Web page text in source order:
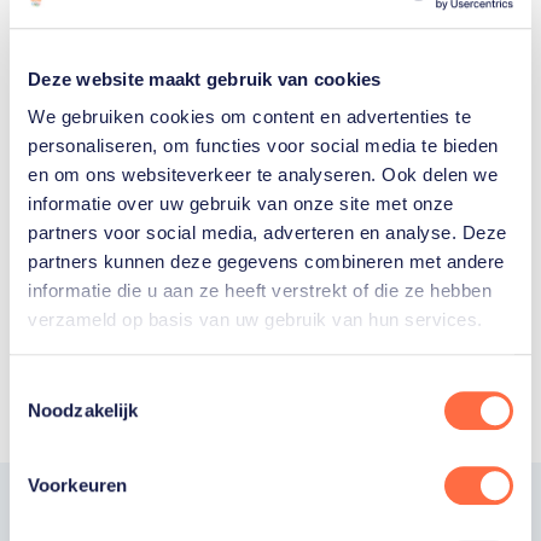
Deze website maakt gebruik van cookies
We gebruiken cookies om content en advertenties te
personaliseren, om functies voor social media te bieden
en om ons websiteverkeer te analyseren. Ook delen we
informatie over uw gebruik van onze site met onze
partners voor social media, adverteren en analyse. Deze
partners kunnen deze gegevens combineren met andere
informatie die u aan ze heeft verstrekt of die ze hebben
verzameld op basis van uw gebruik van hun services.
Noodzakelijk
Voorkeuren
Lees artikel
Toon alle